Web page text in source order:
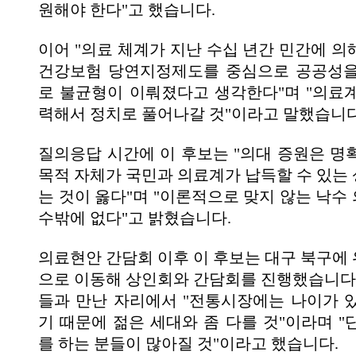
원해야 한다"고 했습니다.
이어 "의료 체계가 지난 수십 년간 민간에 의
건강보험 당연지정제도를 중심으로 공공성
로 불균형이 이뤄졌다고 생각한다"며 "의료
력해서 정치로 풀어나갈 것"이라고 말했습니
질의응답 시간에 이 후보는 "의대 증원은 명
목적 자체가 국민과 의료계가 납득할 수 있는
는 것이 옳다"며 "이론적으로 맞지 않는 낙수
수밖에 없다"고 밝혔습니다.
의료현안 간담회 이후 이 후보는 대구 북구에
으로 이동해 상인회와 간담회를 진행했습니
들과 만난 자리에서 "전통시장에는 나이가
기 때문에 젊은 세대와 좀 다를 것"이라며 "
를 하는 분들이 많아질 것"이라고 했습니다.